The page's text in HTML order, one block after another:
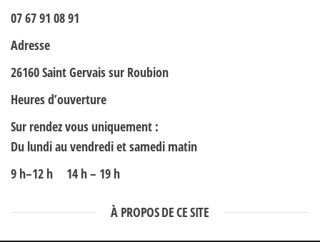
07 67 91 08 91
Adresse
26160 Saint Gervais sur Roubion
Heures d’ouverture
Sur rendez vous uniquement :
Du lundi au vendredi et samedi matin
9 h–12 h 14 h – 19 h
À PROPOS DE CE SITE